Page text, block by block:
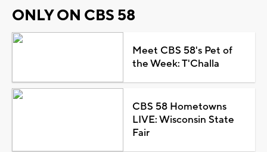
ONLY ON CBS 58
Meet CBS 58's Pet of
the Week: T'Challa
CBS 58 Hometowns
LIVE: Wisconsin State
Fair